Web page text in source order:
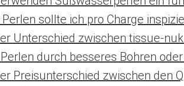
sollte ich pro Charge
Unterschied zwischen tissue-
durch besseres Bohren
Preisunterschied zwischen den